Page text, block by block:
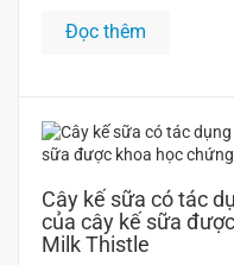
Đọc thêm
Cây kế sữa có tác
của cây kế sữa
Milk Thistle